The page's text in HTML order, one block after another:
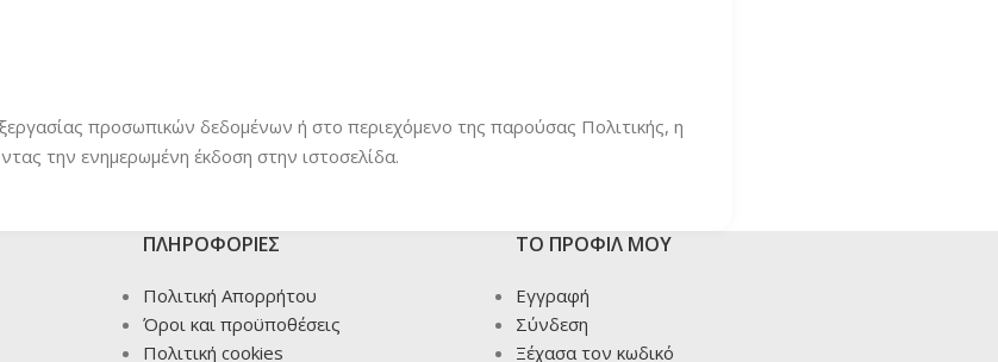
προσωπικών δεδομένων ή στο περιεχόμενο της παρούσας Πολιτικής, η
την ενημερωμένη έκδοση στην ιστοσελίδα.
ΠΛΗΡΟΦΟΡΙΕΣ
Πολιτική Απορρήτου
Όροι και προϋποθέσεις
Πολιτική cookies
ΤΟ ΠΡΟΦΙΛ ΜΟΥ
Εγγραφή
Σύνδεση
Ξέχασα τον κωδικό